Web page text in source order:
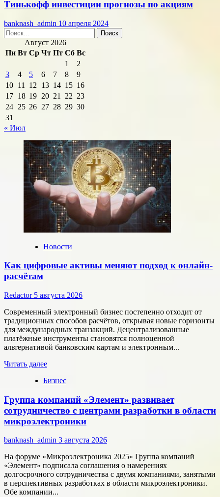
Тинькофф инвестиции прогнозы по акциям
banknash_admin 10 апреля 2024
Найти:
Август 2026
Пн Вт Ср Чт Пт Сб Вс
1
2
3
4 5 6 7 8
9
10 11 12 13 14 15 16
17 18 19 20 21 22 23
24 25 26 27 28 29 30
31
« Июл
Новости
Как цифровые активы меняют подход к онлайн-
расчётам
Redactor 5 августа 2026
Современный электронный бизнес постепенно отходит от
традиционных способов расчётов, открывая новые горизонты
для международных транзакций. Децентрализованные
платёжные инструменты становятся полноценной
альтернативой банковским картам и электронным...
Читать далееПрочитать
о
цифровые
активы
меняют
подход
онлайн-
Бизнес
Группа компаний «Элемент» развивает
сотрудничество с центрами разработки в области
микроэлектроники
banknash_admin 3 августа 2026
На форуме «Микроэлектроника 2025» Группа компаний
«Элемент» подписала соглашения о намерениях
долгосрочного сотрудничества с двумя компаниями, занятыми
в перспективных разработках в области микроэлектроники.
Обе компании...